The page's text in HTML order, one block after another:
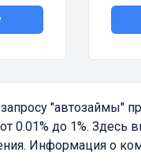
"автозаймы"
0.01% до 1%. Здесь
Информация о